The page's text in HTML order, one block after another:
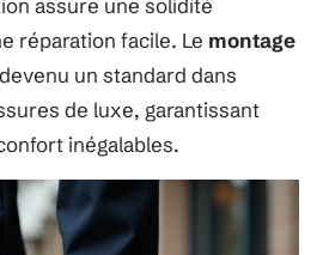
assure une solidité
réparation facile. Le montage
un standard dans
de luxe, garantissant
inégalables.